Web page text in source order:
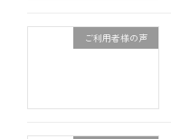
ご利用者様の声